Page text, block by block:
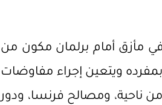
مأزق أمام برلمان مكون من
ويتعين إجراء مفاوضات
من ناحية، ومصالح فرنسا، ودور